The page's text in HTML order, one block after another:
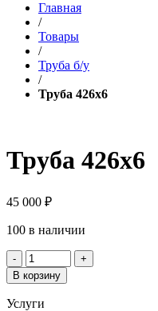
Главная
/
Товары
/
Труба б/у
/
Труба 426х6
Труба 426х6
45 000 ₽
100 в наличии
Количество
товара
Труба
426х6
-
+
В корзину
Услуги